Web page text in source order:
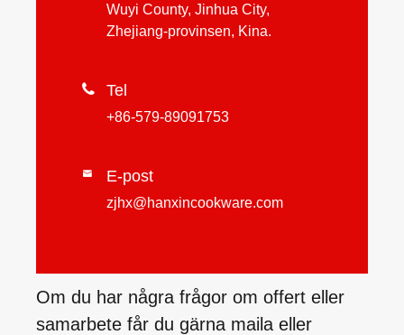
Wuyi County, Jinhua City,
Zhejiang-provinsen, Kina.
 Tel
+86-579-89091753
 E-post
zjhx@hanxincookware.com
Om du har några frågor om offert eller
samarbete får du gärna maila eller